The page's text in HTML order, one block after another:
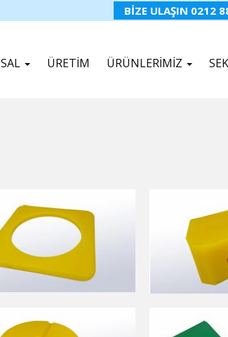
BİZE ULAŞIN 0212
ÜRETİM ÜRÜNLERİMİZ